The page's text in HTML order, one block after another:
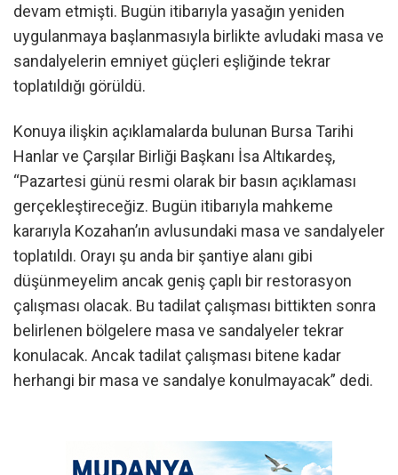
devam etmişti. Bugün itibarıyla yasağın yeniden
uygulanmaya başlanmasıyla birlikte avludaki masa ve
sandalyelerin emniyet güçleri eşliğinde tekrar
toplatıldığı görüldü.
Konuya ilişkin açıklamalarda bulunan Bursa Tarihi
Hanlar ve Çarşılar Birliği Başkanı İsa Altıkardeş,
“Pazartesi günü resmi olarak bir basın açıklaması
gerçekleştireceğiz. Bugün itibarıyla mahkeme
kararıyla Kozahan’ın avlusundaki masa ve sandalyeler
toplatıldı. Orayı şu anda bir şantiye alanı gibi
düşünmeyelim ancak geniş çaplı bir restorasyon
çalışması olacak. Bu tadilat çalışması bittikten sonra
belirlenen bölgelere masa ve sandalyeler tekrar
konulacak. Ancak tadilat çalışması bitene kadar
herhangi bir masa ve sandalye konulmayacak” dedi.